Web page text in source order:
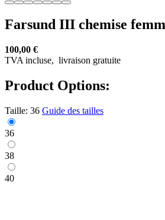
Farsund III chemise
100,00 €
TVA incluse, livraison gratuite
Product Options:
Taille: 36 Guide des tailles
36
38
40